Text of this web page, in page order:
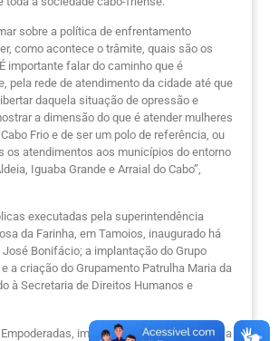
sobre a política de enfrentamento
como acontece o trâmite, quais são os
importante falar do caminho que é
pela rede de atendimento da cidade até que
daquela situação de opressão e
a dimensão do que é atender mulheres
Frio e de ser um polo de referência, ou
os atendimentos aos municípios do entorno
Iguaba Grande e Arraial do Cabo”,
executadas pela superintendência
da Farinha, em Tamoios, inaugurado há
Bonifácio; a implantação do Grupo
a criação do Grupamento Patrulha Maria da
à Secretaria de Direitos Humanos e
implantado em parceria com a